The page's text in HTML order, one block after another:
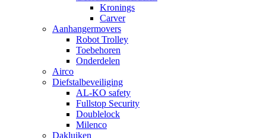
Kronings
Carver
Aanhangermovers
Robot Trolley
Toebehoren
Onderdelen
Airco
Diefstalbeveiliging
AL-KO safety
Fullstop Security
Doublelock
Milenco
Dakluiken